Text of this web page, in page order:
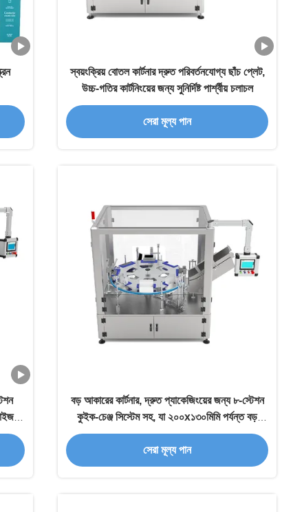
স্বয়ংক্রিয় বোতল কার্টনার দ্রুত পরিবর্তনযোগ্য ছাঁচ প্লেট,
উচ্চ-গতির কার্টনিংয়ের জন্য সুনির্দিষ্ট পার্শ্বীয় চলাচল
সেরা মূল্য পান
বড় আকারের কার্টনার, দ্রুত প্যাকেজিংয়ের জন্য ৮-স্টেশন
কুইক-চেঞ্জ সিস্টেম সহ, যা ২০০x১৩০মিমি পর্যন্ত বড়
বাক্সগুলির জন্য উপযুক্ত
সেরা মূল্য পান